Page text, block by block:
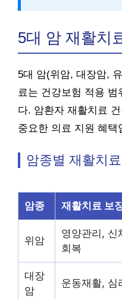
5대 암 재활치
5대 암(위암, 대장암,
료는 건강보험 적용
다. 암환자 재활치료
중요한 의료 지원 혜택
암종별 재활치
암종 재활치료 보
위암
영양관리, 신
회복
대장
암
운동재활, 심